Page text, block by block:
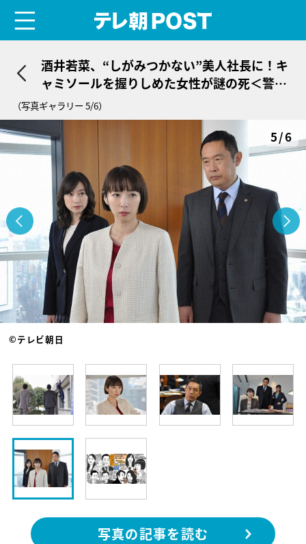
酒井若菜、“しがみつかない”美人社長に！キ
ャミソールを握りしめた女性が謎の死＜警視
庁・捜査一課長2020＞
（写真ギャラリー 5/6）
5/6
©テレビ朝日
写真の記事を読む